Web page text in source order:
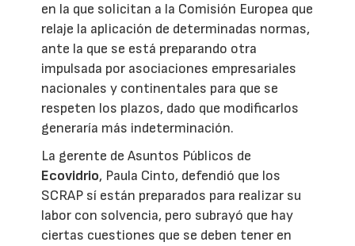
en la que solicitan a la Comisión Europea que
relaje la aplicación de determinadas normas,
ante la que se está preparando otra
impulsada por asociaciones empresariales
nacionales y continentales para que se
respeten los plazos, dado que modificarlos
generaría más indeterminación.
La gerente de Asuntos Públicos de
Ecovidrio, Paula Cinto, defendió que los
SCRAP sí están preparados para realizar su
labor con solvencia, pero subrayó que hay
ciertas cuestiones que se deben tener en